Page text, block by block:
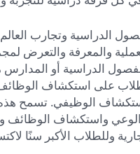
الدراسية وتجارب
والمعرفة والتعرض
الدراسية أو المدارس
على استكشاف
الوظيفي. تسمح
الوعي واستكشاف الوظائف
وللطلاب الأكبر سنًا